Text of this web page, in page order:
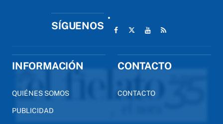
SÍGUENOS
INFORMACIÓN
QUIÉNES SOMOS
PUBLICIDAD
CONTACTO
CONTACTO